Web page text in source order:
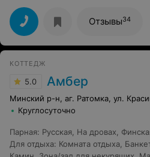
идут из бани сразу в бассей. Все
бассейн шатаются.
Отзывы34
КОТТЕДЖ
5.0 Амбер
Минский р-н, аг. Ратомка, ул.
Круглосуточно
Парная: Русская На дровах
Для отдыха: Комната отдыха